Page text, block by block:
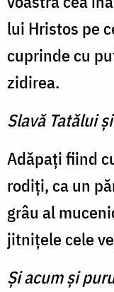
lui Hristos pe
cuprinde cu
zidirea.
Slavă Tatălui
Adăpaţi fiind
rodiţi, ca un
grâu al
jitniţele cele
Şi acum şi